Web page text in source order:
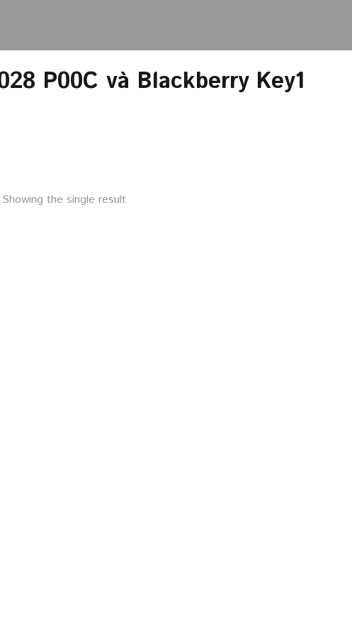
P00C và Blackberry Key1
Showing the single result